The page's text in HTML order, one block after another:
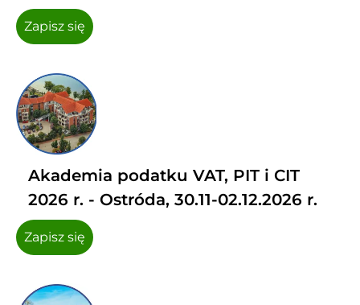
Zapisz się
Akademia podatku VAT, PIT i CIT
2026 r. - Ostróda, 30.11-02.12.2026 r.
Zapisz się